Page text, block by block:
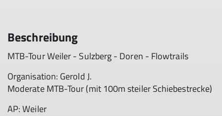
Beschreibung
MTB-Tour Weiler - Sulzberg - Doren - Flowtrails
Organisation: Gerold J.
Moderate MTB-Tour (mit 100m steiler Schiebestrecke)
AP: Weiler